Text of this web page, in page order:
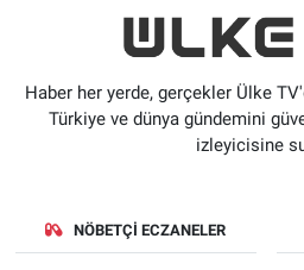
Haber her yerde, gerçekler Ülke
Türkiye ve dünya gündemini
izleyicisine
NÖBETÇI ECZANELER